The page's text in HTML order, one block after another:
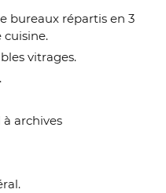
bureaux répartis en 3
cuisine.
vitrages.
à archives